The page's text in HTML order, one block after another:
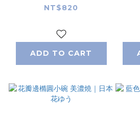
陶所 Rinka
NT$820
ADD TO CART